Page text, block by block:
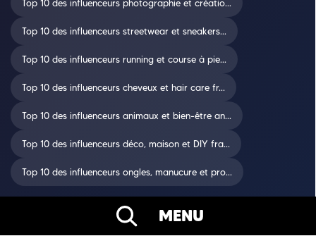
MENU
Top 10 des influenceurs photographie et créatio...
Top 10 des influenceurs streetwear et sneakers...
Top 10 des influenceurs running et course à pie...
Top 10 des influenceurs cheveux et hair care fr...
Top 10 des influenceurs animaux et bien-être an...
Top 10 des influenceurs déco, maison et DIY fra...
Top 10 des influenceurs ongles, manucure et pro...